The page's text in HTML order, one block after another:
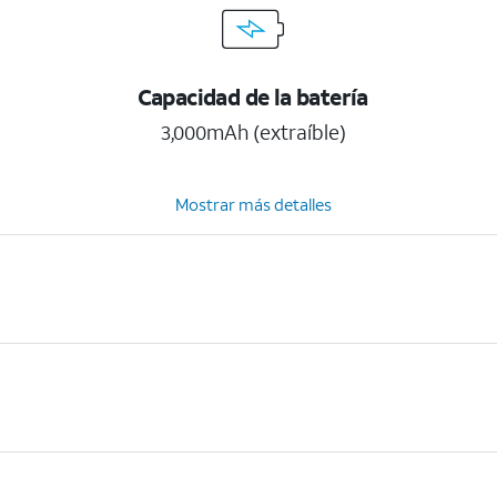
Capacidad de la batería
3,000mAh (extraíble)
Mostrar más detalles